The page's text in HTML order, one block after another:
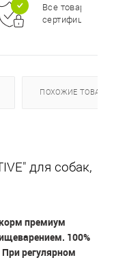
Все товары
ПОХОЖИЕ ТОВАРЫ
для собак,
премиум
100%
регулярном